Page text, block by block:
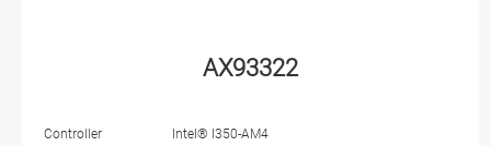
AX93322
Controller Intel® I350-AM4